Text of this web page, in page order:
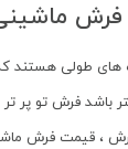
فرش
های طولی
باشد فرش تو پر
، قیمت فرش